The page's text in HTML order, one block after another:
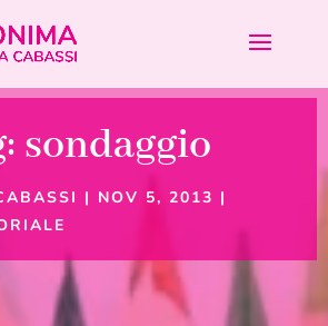
sondaggio
| NOV 5, 2013 |